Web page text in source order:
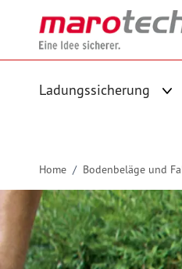
Ladungssicherung
Home / Bodenbeläge und